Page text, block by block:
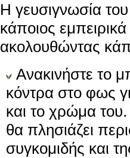
Η γευσιγνωσία
κάποιος
ακολουθώντας
Ανακινήστε το
κόντρα στο φως
και το χρώμα
θα πλησιάζει
συγκομιδής και